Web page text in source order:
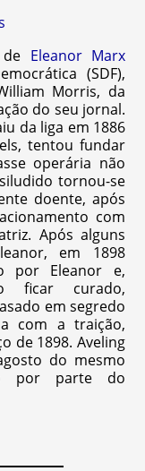
Eleanor Marx
(SDF),
Morris, da
do seu jornal.
da liga em 1886
tentou fundar
operária não
tornou-se
doente, após
com
Após alguns
em 1898
por Eleanor e,
ficar curado,
em segredo
com a traição,
de 1898. Aveling
do mesmo
por parte do